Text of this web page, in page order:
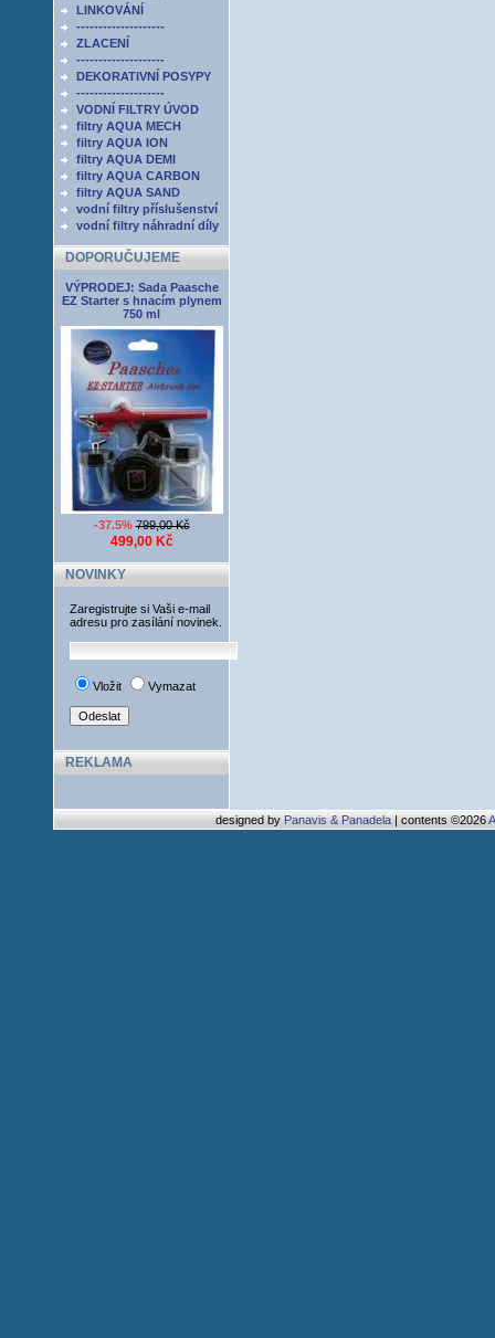
LINKOVÁNÍ
--------------------
ZLACENÍ
--------------------
DEKORATIVNÍ POSYPY
--------------------
VODNÍ FILTRY ÚVOD
filtry AQUA MECH
filtry AQUA ION
filtry AQUA DEMI
filtry AQUA CARBON
filtry AQUA SAND
vodní filtry příslušenství
vodní filtry náhradní díly
DOPORUČUJEME
VÝPRODEJ: Sada Paasche
EZ Starter s hnacím plynem
750 ml
-37.5%799,00 Kč
499,00 Kč
NOVINKY
Zaregistrujte si Vaši e-mail
adresu pro zasílání novinek.
Vložit Vymazat
REKLAMA
designed byPanavis & Panadela| contents ©2026